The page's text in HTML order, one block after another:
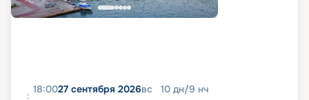
18:0027 сентября 2026вс 10 дн/9 нч